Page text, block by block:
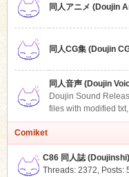
同人アニメ (Doujin
同人CG集 (Doujin
同人音声 (Doujin
Doujin Sound
files with modified
Comiket
C86 同人誌 (Doujinshi)
Threads: 2372, Posts: